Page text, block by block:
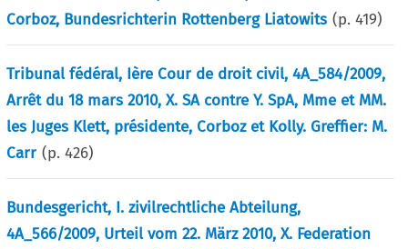
Corboz, Bundesrichterin Rottenberg Liatowits (p.419)
Tribunal fédéral, Ière Cour de droit civil, 4A_584/2009,
Arrêt du 18 mars 2010, X. SA contre Y. SpA, Mme et MM.
les Juges Klett, présidente, Corboz et Kolly. Greffier: M.
Carr (p.426)
Bundesgericht, I. zivilrechtliche Abteilung,
4A_566/2009, Urteil vom 22. März 2010, X. Federation